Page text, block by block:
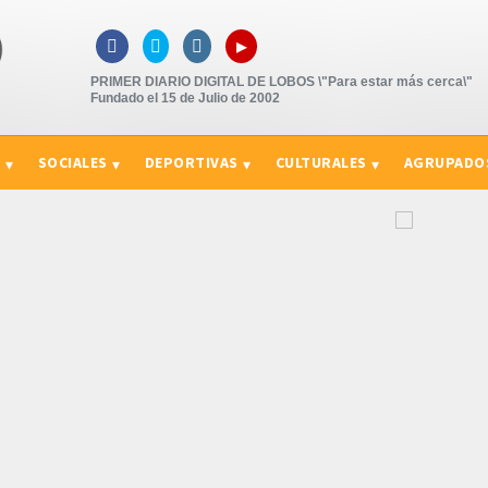
   ▸
PRIMER DIARIO DIGITAL DE LOBOS \"Para estar más cerca\"
Fundado el 15 de Julio de 2002
SOCIALES DEPORTIVAS CULTURALES